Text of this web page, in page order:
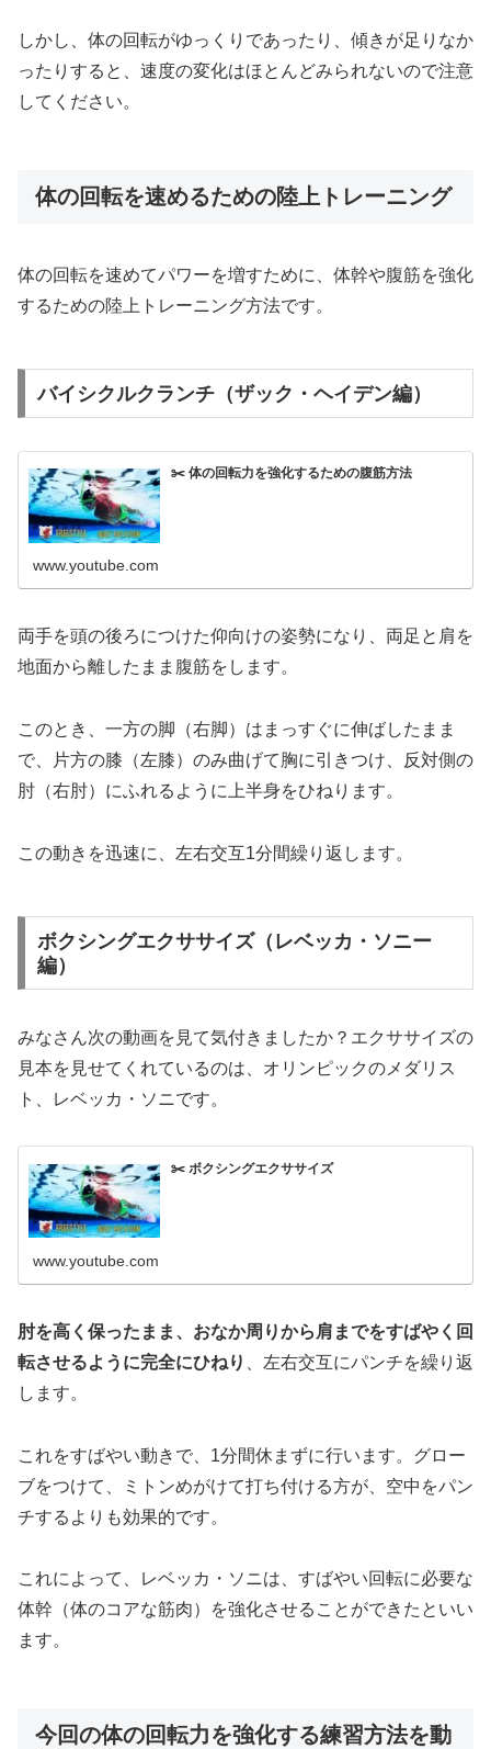
しかし、体の回転がゆっくりであったり、傾きが足りなか
ったりすると、速度の変化はほとんどみられないので注意
してください。
体の回転を速めるための陸上トレーニング
体の回転を速めてパワーを増すために、体幹や腹筋を強化
するための陸上トレーニング方法です。
バイシクルクランチ（ザック・ヘイデン編）
✂️ 体の回転力を強化するための腹筋方法
www.youtube.com
両手を頭の後ろにつけた仰向けの姿勢になり、両足と肩を
地面から離したまま腹筋をします。
このとき、一方の脚（右脚）はまっすぐに伸ばしたまま
で、片方の膝（左膝）のみ曲げて胸に引きつけ、反対側の
肘（右肘）にふれるように上半身をひねります。
この動きを迅速に、左右交互1分間繰り返します。
ボクシングエクササイズ（レベッカ・ソニー
編）
みなさん次の動画を見て気付きましたか？エクササイズの
見本を見せてくれているのは、オリンピックのメダリス
ト、レベッカ・ソニです。
✂️ ボクシングエクササイズ
www.youtube.com
肘を高く保ったまま、おなか周りから肩までをすばやく回
転させるように完全にひねり
、左右交互にパンチを繰り返
します。
これをすばやい動きで、1分間休まずに行います。グロー
ブをつけて、ミトンめがけて打ち付ける方が、空中をパン
チするよりも効果的です。
これによって、レベッカ・ソニは、すばやい回転に必要な
体幹（体のコアな筋肉）を強化させることができたといい
ます。
今回の体の回転力を強化する練習方法を動